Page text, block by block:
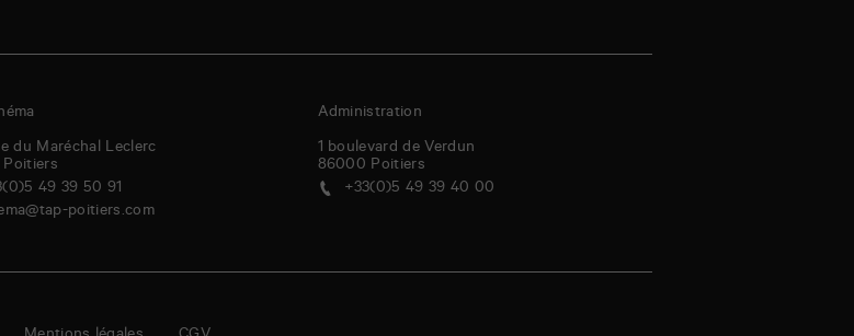
du Maréchal Leclerc
Poitiers
49 39 50 91
poitiers.com
Administration
1 boulevard de Verdun
86000 Poitiers
+33(0)5 49 39 40 00